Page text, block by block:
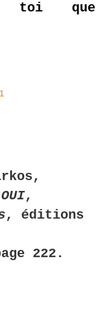
toi que
OUI,
, éditions
222.